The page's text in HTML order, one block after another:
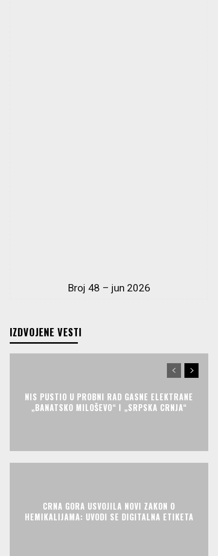
Broj 48 – jun 2026
IZDVOJENE VESTI
NIS PUSTIO U PROBNI RAD GASNE ELEKTRANE
„BANATSKO MILOŠEVO“ I „SRPSKA CRNJA“
CRNA GORA USVOJILA NOVI ZAKON O
HEMIKALIJAMA: UVODI SE DIGITALNA ETIKETA